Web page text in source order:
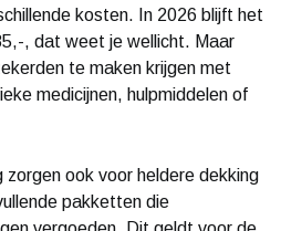
kosten. In 2026 blijft het
, dat weet je wellicht. Maar
te maken krijgen met
medicijnen, hulpmiddelen of
ook voor heldere dekking
pakketten die